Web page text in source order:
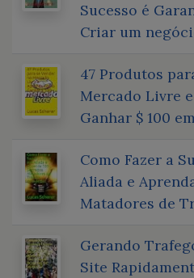
Sucesso é
Criar um
47 Produtos
Mercado Livre
Ganhar $ 100
Como Fazer a
Aliada e
Matadores de
Gerando
Site